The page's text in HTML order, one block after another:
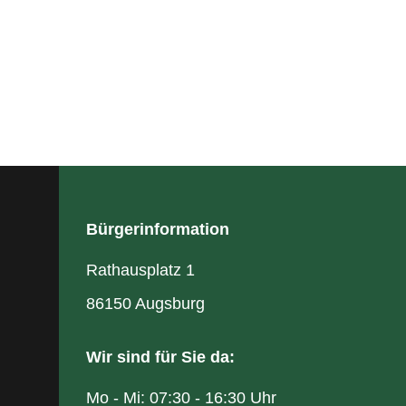
Bürgerinformation
Rathausplatz 1
86150 Augsburg
Wir sind für Sie da:
Mo - Mi: 07:30 - 16:30 Uhr